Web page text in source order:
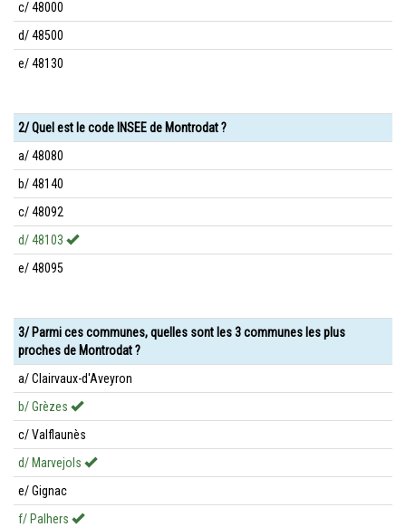
c/ 48000
d/ 48500
e/ 48130
2/ Quel est le code INSEE de Montrodat ?
a/ 48080
b/ 48140
c/ 48092
d/ 48103
e/ 48095
3/ Parmi ces communes, quelles sont les 3 communes les plus
proches de Montrodat ?
a/ Clairvaux-d'Aveyron
b/ Grèzes
c/ Valflaunès
d/ Marvejols
e/ Gignac
f/ Palhers